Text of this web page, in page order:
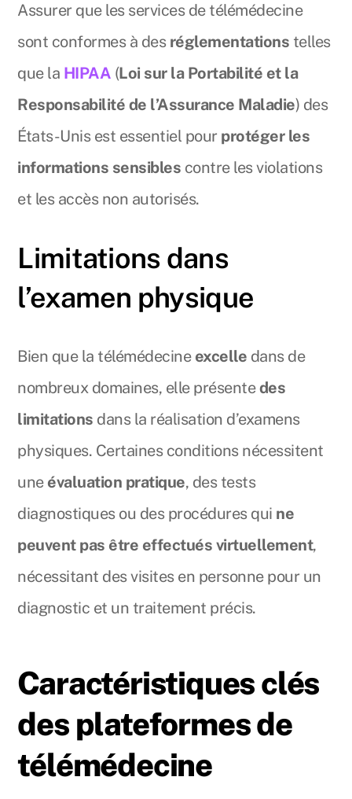
Assurer que les services de télémédecine
sont conformes à des réglementations telles
que la HIPAA (Loi sur la Portabilité et la
Responsabilité de l’Assurance Maladie) des
États-Unis est essentiel pour protéger les
informations sensibles contre les violations
et les accès non autorisés.
Limitations dans
l’examen physique
Bien que la télémédecine excelle dans de
nombreux domaines, elle présentedes
limitations dans la réalisation d’examens
physiques. Certaines conditions nécessitent
une évaluation pratique, des tests
diagnostiques ou des procédures qui ne
peuvent pas être effectués virtuellement,
nécessitant des visites en personne pour un
diagnostic et un traitement précis.
Caractéristiques clés
des plateformes de
télémédecine